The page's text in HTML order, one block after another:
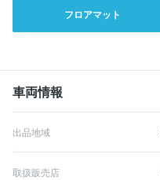
フロアマット
車両情報
出品地域
取扱販売店